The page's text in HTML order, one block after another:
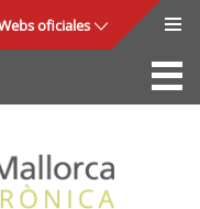
oficiales
La Sede
Consejo de Mallorca